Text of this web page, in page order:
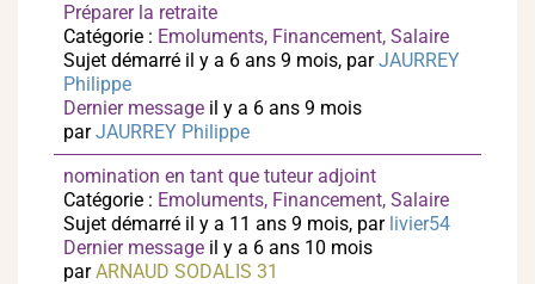
Préparer la retraite
Catégorie : Emoluments, Financement, Salaire
Sujet démarré il y a 6 ans 9 mois, parJAURREY
Philippe
Dernier message il y a 6 ans 9 mois
parJAURREY Philippe
nomination en tant que tuteur adjoint
Catégorie : Emoluments, Financement, Salaire
Sujet démarré il y a 11 ans 9 mois, par livier54
Dernier message il y a 6 ans 10 mois
parARNAUD SODALIS 31